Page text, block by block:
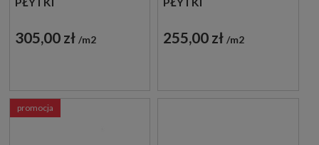
GRESOWE
305,00 zł m2
GRESOWE
255,00 zł m2
promocja